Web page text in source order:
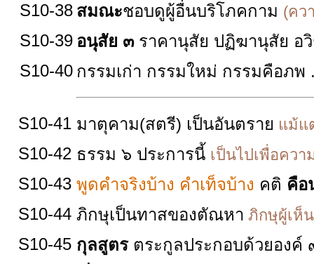
S10-38 สมณะชอบดูผู้อื่นบริโภคกาม (คว
S10-39 อนุสัย ๓ ราคานุสัย ปฏิฆานุสัย อ
S10-40 กรรมเก่า กรรมใหม่ กรรมคือภพ
S10-41 มาตุคาม(สตรี) เป็นอันตราย แม้แ
S10-42 ธรรม​ ๖​ ประการ​นี้ เป็นไปเพื่อคว
S10-43 พูดคำจริงบ้าง คำเท็จบ้าง คติ คือ
S10-44 ภิกษุเป็นทาสของตัณหา ภิกษุผู้เห็
S10-45 กุลสูตร ตระกูลประกอบด้วยองค์